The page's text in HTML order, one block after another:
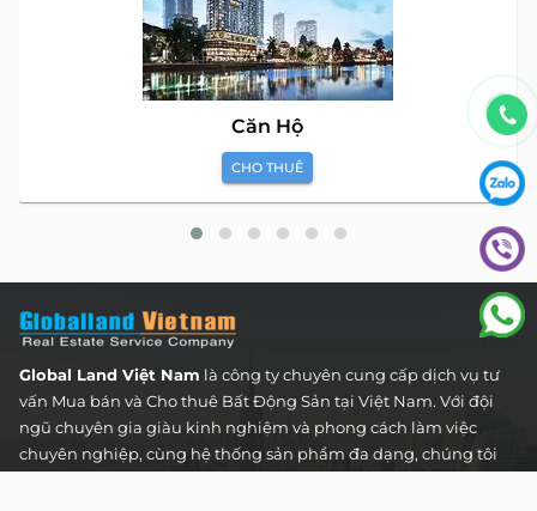
Căn Hộ
CHO THUÊ
Global Land Việt Nam là công ty chuyên cung cấp dịch vụ tư
vấn Mua bán và Cho thuê Bất Động Sản tại Việt Nam. Với đội
ngũ chuyên gia giàu kinh nghiệm và phong cách làm việc
chuyên nghiệp, cùng hệ thống sản phẩm đa dạng, chúng tôi